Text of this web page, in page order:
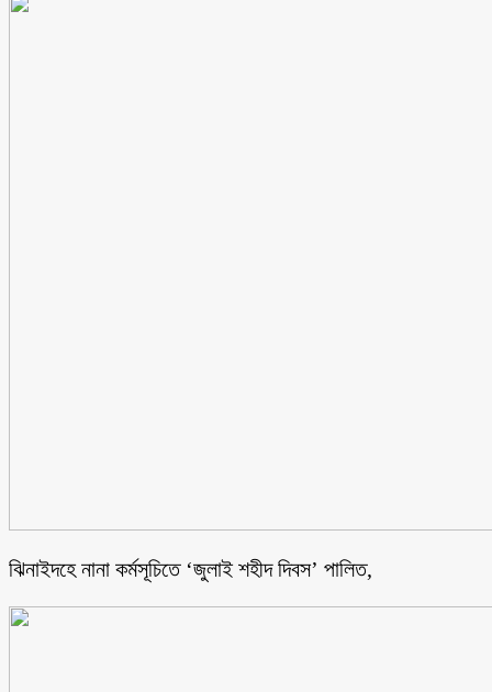
ঝিনাইদহে নানা কর্মসূচিতে ‘জুলাই শহীদ দিবস’ পালিত,